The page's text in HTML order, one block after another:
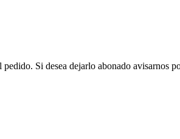
Si desea dejarlo abonado avisarnos